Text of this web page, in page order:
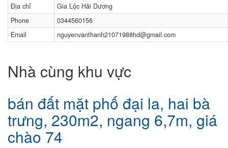
Địa chỉ
Gia Lộc Hải Dương
Phone
0344560156
Email
nguyenvanthanh21071988hd@gmail.com
Nhà cùng khu vực
bán đất mặt phố đại la, hai bà
trưng, 230m2, ngang 6,7m, giá
chào 74